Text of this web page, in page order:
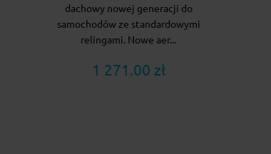
dachowy nowej generacji do
samochodów ze standardowymi
relingami. Nowe aer...
1 271.00 zł